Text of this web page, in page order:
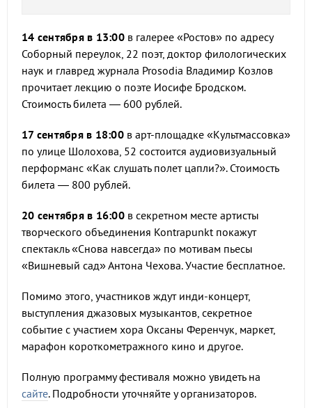
14 сентября в 13:00 в галерее «Ростов» по адресу
Соборный переулок, 22 поэт, доктор филологических
наук и главред журнала Prosodia Владимир Козлов
прочитает лекцию о поэте Иосифе Бродском.
Стоимость билета — 600 рублей.
17 сентября в 18:00в арт-площадке «Культмассовка»
по улице Шолохова, 52 состоится аудиовизуальный
перформанс «Как слушать полет цапли?». Стоимость
билета — 800 рублей.
20 сентября в 16:00в секретном месте артисты
творческого объединения Kontrapunkt покажут
спектакль «Снова навсегда» по мотивам пьесы
«Вишневый сад» Антона Чехова. Участие бесплатное.
Помимо этого, участников ждут инди-концерт,
выступления джазовых музыкантов, секретное
событие с участием хора Оксаны Ференчук, маркет,
марафон короткометражного кино и другое.
Полную программу фестиваля можно увидеть на
сайте. Подробности уточняйте у организаторов.